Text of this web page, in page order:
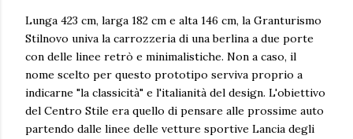
Lunga 423 cm, larga 182 cm e alta 146 cm, la Granturismo
Stilnovo univa la carrozzeria di una berlina a due porte
con delle linee retrò e minimalistiche. Non a caso, il
nome scelto per questo prototipo serviva proprio a
indicarne "la classicità" e l'italianità del design. L'obiettivo
del Centro Stile era quello di pensare alle prossime auto
partendo dalle linee delle vetture sportive Lancia degli